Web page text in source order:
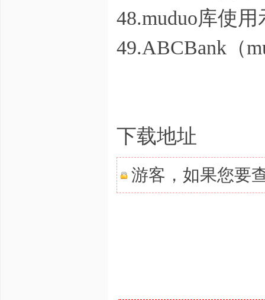
48.muduo库使
49.ABCBank（
下载地址
游客，如果您要